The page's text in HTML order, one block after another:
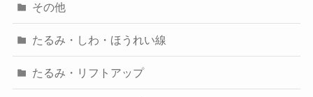
その他
たるみ・しわ・ほうれい線
たるみ・リフトアップ